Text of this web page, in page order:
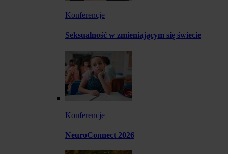
Konferencje
Seksualność w zmieniającym się świecie
Konferencje
NeuroConnect 2026